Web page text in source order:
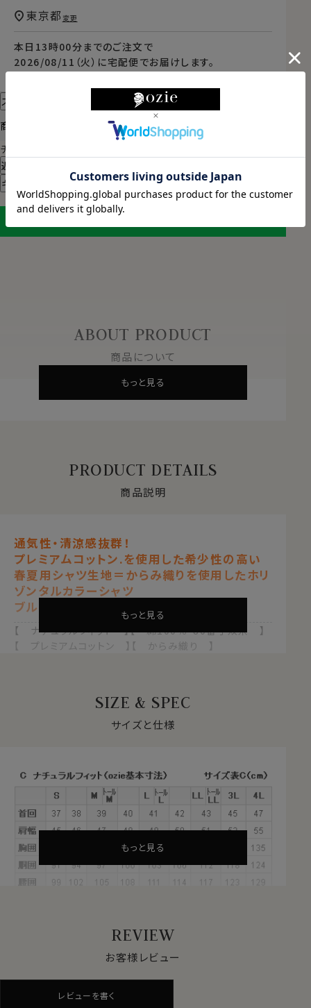
本日 13時00分 までのご注文で
2026/08/11（火） に宅配便 でお届けします。
東京都 変更
スタイル・サイズについて詳しく見る
商品についてのお問い合わせ
チャットでお問い合わせ
返品・交換について
ギフトラッピングについて
ABOUT PRODUCT
商品について
もっと見る
PRODUCT DETAILS
商品説明
通気性・清涼感抜群！
プレミアムコットン.を使用した希少性の高い
春夏用シャツ生地＝からみ織りを使用したホリ
ゾンタルカラーシャツ
ブルー 青
【 ナチュラルフィット 】【 綿100％・80番手双糸 】
【 プレミアムコットン 】【 からみ織り 】
綿は一般的に繊維が長いほうが上質となります。
ふつうの綿より1.5倍～2倍くらい繊維の長い綿（詳しくは
その超長綿は、世界の綿生産量の3％しかない希少な高
級綿プレミアムコットンです。
通常の綿より
・しなやかで柔らかな風合い
・自然な美しい光沢
・優れた耐久性・吸湿性
特殊な機械と、熟練の技術者なしには量産することがで
きない、世界的に見て希少性の高いシャツ生地＝それが
からみ織りです。
もっと見る
SIZE & SPEC
サイズと仕様
もっと見る
REVIEW
お客様レビュー
レビューを書く